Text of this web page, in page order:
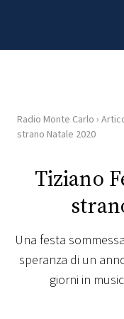
HOME
RADIO
PLAYLIST
Radio Monte Carlo ›
strano Natale 2020
Tiziano
Una festa
speranza di un
giorni in